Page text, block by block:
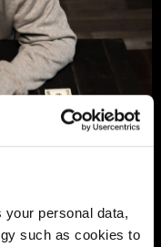
your personal data,
such as cookies to
a BiH još
napada
odbrana i dalje nije